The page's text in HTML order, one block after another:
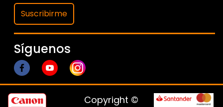
Suscribirme
Síguenos
Copyright ©